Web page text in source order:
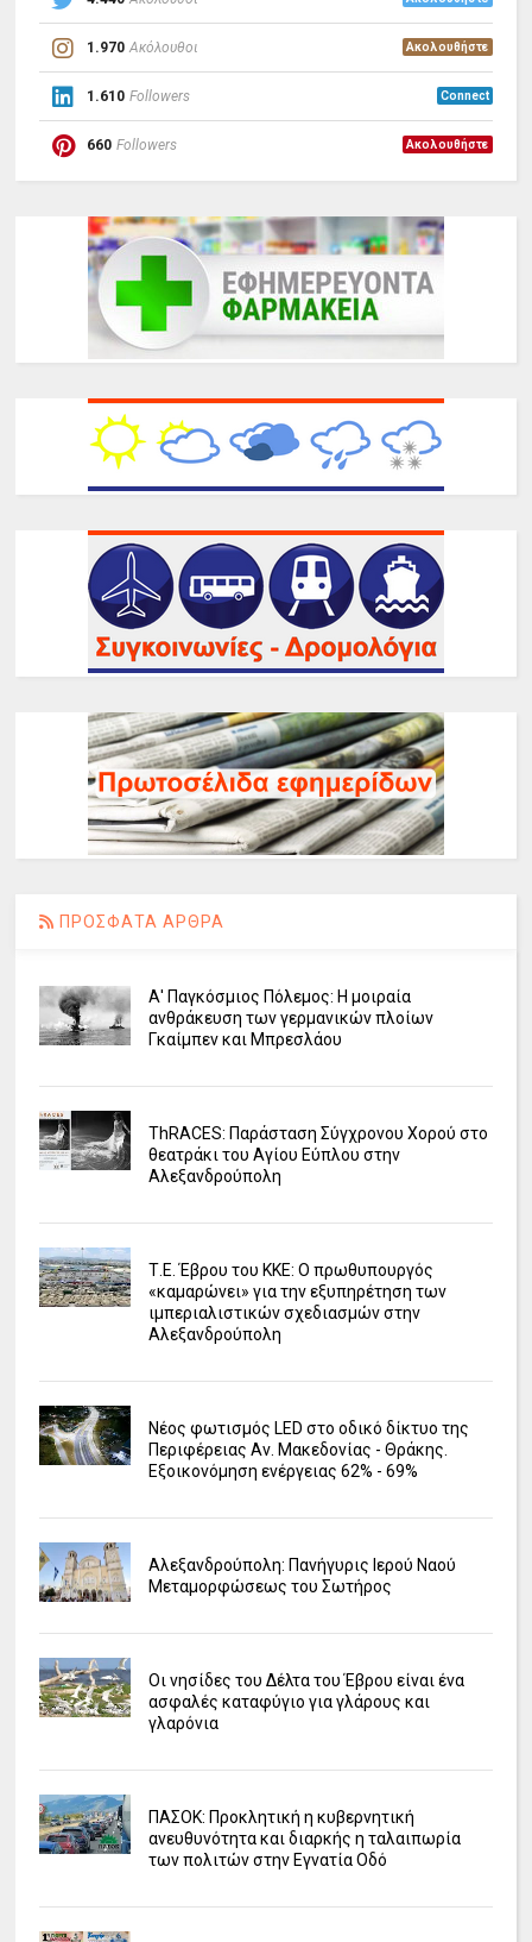
1.970 Ακόλουθοι Ακολουθήστε
1.610 Followers Connect
660 Followers Ακολουθήστε
ΠΡΟΣΦΑΤΑ ΑΡΘΡΑ
Α' Παγκόσμιος Πόλεμος: Η μοιραία
ανθράκευση των γερμανικών πλοίων
Γκαίμπεν και Μπρεσλάου
ΤhRACES: Παράσταση Σύγχρονου Χορού στο
θεατράκι του Αγίου Εύπλου στην
Αλεξανδρούπολη
Τ.Ε. Έβρου του ΚΚΕ: Ο πρωθυπουργός
«καμαρώνει» για την εξυπηρέτηση των
ιμπεριαλιστικών σχεδιασμών στην
Αλεξανδρούπολη
Νέος φωτισμός LED στο οδικό δίκτυο της
Περιφέρειας Αν. Μακεδονίας - Θράκης.
Εξοικονόμηση ενέργειας 62% - 69%
Αλεξανδρούπολη: Πανήγυρις Ιερού Ναού
Μεταμορφώσεως του Σωτήρος
Οι νησίδες του Δέλτα του Έβρου είναι ένα
ασφαλές καταφύγιο για γλάρους και
γλαρόνια
ΠΑΣΟΚ: Προκλητική η κυβερνητική
ανευθυνότητα και διαρκής η ταλαιπωρία
των πολιτών στην Εγνατία Οδό